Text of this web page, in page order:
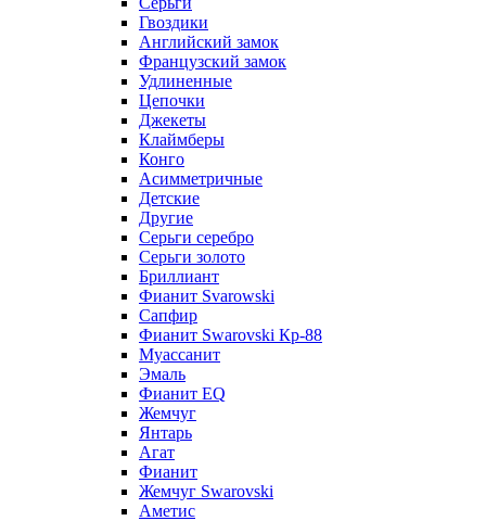
Гвоздики
Английский замок
Французский замок
Удлиненные
Цепочки
Джекеты
Клаймберы
Конго
Асимметричные
Детские
Другие
Серьги серебро
Серьги золото
Бриллиант
Фианит Svarowski
Сапфир
Фианит Swarovski Кр-88
Муассанит
Эмаль
Фианит EQ
Жемчуг
Янтарь
Агат
Фианит
Жемчуг Swarovski
Аметис